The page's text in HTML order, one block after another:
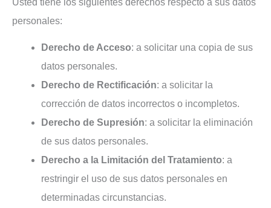
personales:
Derecho de Acceso: a solicitar una copia de sus
datos personales.
Derecho de Rectificación: a solicitar la
corrección de datos incorrectos o incompletos.
Derecho de Supresión: a solicitar la eliminación
de sus datos personales.
Derecho a la Limitación del Tratamiento: a
restringir el uso de sus datos personales en
determinadas circunstancias.